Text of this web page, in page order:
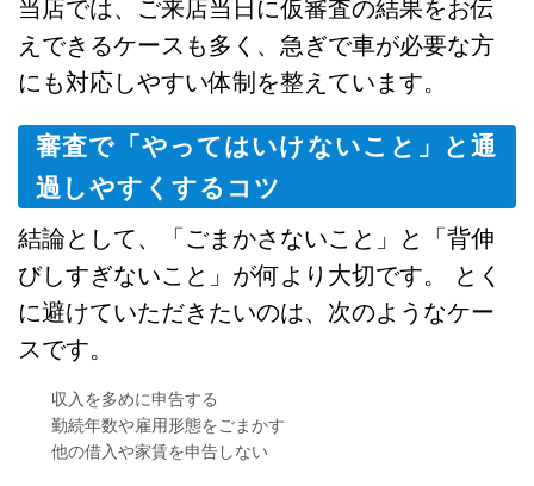
当店では、ご来店当日に仮審査の結果をお伝
えできるケースも多く、急ぎで車が必要な方
にも対応しやすい体制を整えています。
審査で「やってはいけないこと」と通
過しやすくするコツ
結論として、「ごまかさないこと」と「背伸
びしすぎないこと」が何より大切です。 とく
に避けていただきたいのは、次のようなケー
スです。
収入を多めに申告する
勤続年数や雇用形態をごまかす
他の借入や家賃を申告しない